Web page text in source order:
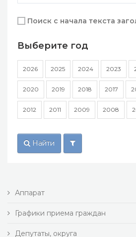
Поиск с начала текста
Выберите год
2026 2025 2024 2023
2020 2019 2018 2017
2012 2011 2009 2008
Найти
Аппарат
Графики приема граждан
Депутаты, округа